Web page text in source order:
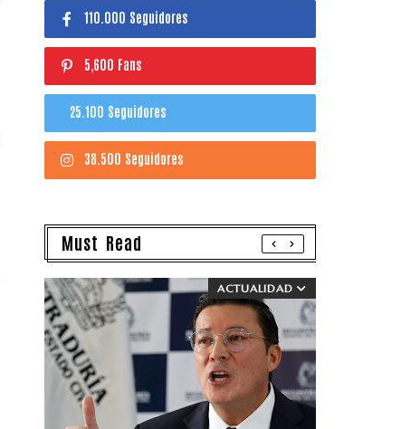
110.000 Seguidores
5,600 Fans
25.100 Seguidores
38.500 Seguidores
Must Read
ACTUALIDAD